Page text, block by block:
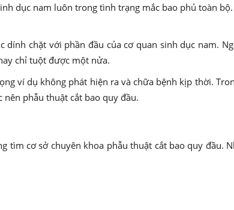
dục nam luôn trong tình trạng mắc bao phủ toàn
chặt với phần đầu của cơ quan sinh dục nam.
chỉ tuột được một nửa.
ví dụ không phát hiện ra và chữa bệnh kịp thời.
phẫu thuật cắt bao quy đầu.
tìm cơ sở chuyên khoa phẫu thuật cắt bao quy đầu.